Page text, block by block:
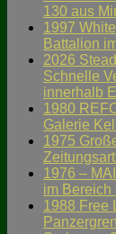
130 aus
1997
Battalion
2026
Schnelle
innerhalb
1980
Galerie
1975
1976 –
im Bereich
1988 Free